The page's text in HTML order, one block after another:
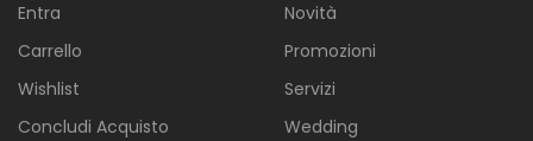
Entra
Carrello
Wishlist
Concludi Acquisto
Novità
Promozioni
Servizi
Wedding